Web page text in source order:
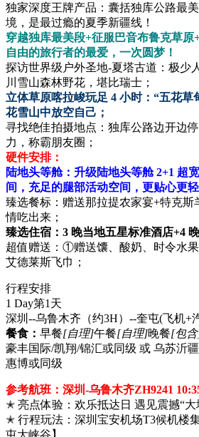
独家深度王牌产品：囊括独库公路最
境，是最过瘾的夏季新疆线！
穿越独库最美段+征服巴音布鲁克草原
自由的旅行者的最爱，一次圆梦！
探访世界级户外圣地-夏塔古道：极少
川雪山森林野花，堪比瑞士；
立体草原喀拉峻玩足 4 小时：“五花草
花雪山中放空自己；
寻找绝佳拍摄地点：独库公路边开边
力，称霸朋友圈；
硬件安排：
陆地头等舱：升级陆地头等舱 2+1 超
间，充足的腿部活动空间，更贴心更轻
臻选餐标：赠送那拉提农家宴+特克斯
情吃出来；
臻选住宿：3 晚当地五星标准酒店+4
超值赠送：①赠送馕、酸奶、时令水
艾德莱斯飞巾；
行程安排
1 Day第1天
深圳--乌鲁木齐（约3H）--奎屯(飞机+
餐食： 早餐[自理]午餐[自理]晚餐[包
豪丰国际/凯翔/锦汇或同级 或 乌苏沂
惠博或同级
参考航班：深圳-乌鲁木齐ZH9241
✭ 亮点体验：欢乐抵达日 遇见震撼“大
✭ 行程玩法：深圳宝安机场T3候机楼
屯大峡谷】